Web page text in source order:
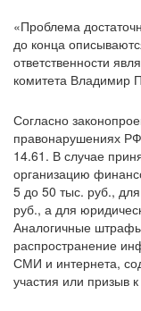
«Проблема
до конца
ответственности
комитета Владимир
Согласно
правонарушениях
14.61. В случае
организацию
5 до 50 тыс. руб.,
руб., а для
Аналогичные штрафы
распространение
СМИ и интернета,
участия или призыв